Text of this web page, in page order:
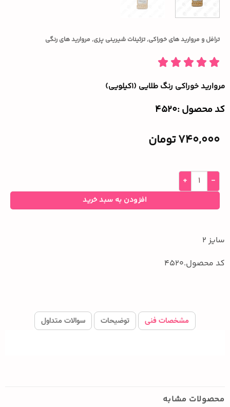
ترافل و مروارید های خوراکی,تزئینات شیرینی پزی, مروارید های رنگی
مروارید خوراکی رنگ طلایی (۱کیلویی)
کد محصول :‌4520
740,000تومان
افزودن به سبد خرید
سایز 2
کد محصول.4520
مشخصات فنی توضیحات سوالات متداول
محصولات مشابه